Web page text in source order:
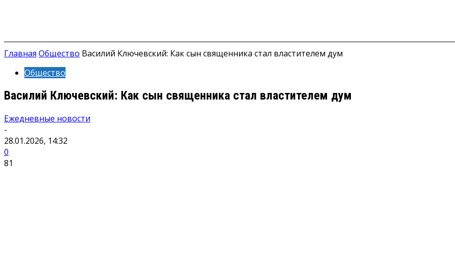
Главная Общество Василий Ключевский: Как сын священника стал властителем дум
Общество
Василий Ключевский: Как сын священника стал властителем дум
Ежедневные новости
-
28.01.2026, 14:32
0
81